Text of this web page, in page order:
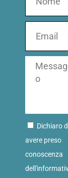
Dichiaro
avere preso
conoscenza